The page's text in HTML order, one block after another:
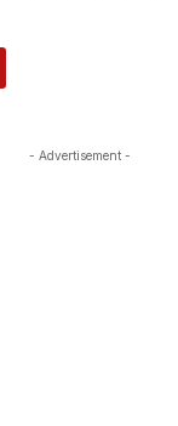
- Advertisement -